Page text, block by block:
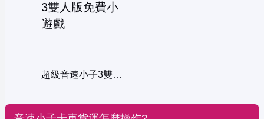
超級音速小子3雙人版